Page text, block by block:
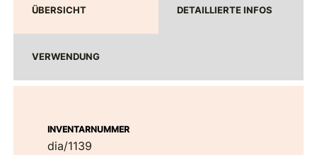
ÜBERSICHT DETAILLIERTE INFOS
VERWENDUNG
INVENTARNUMMER
dia/1139